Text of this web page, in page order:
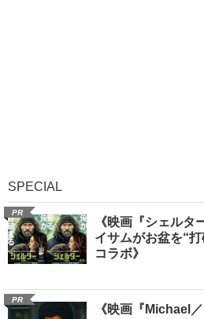
SPECIAL
PR
《映画『シェルタ
イサムがお盆を“
コラボ》
PR
《映画『Michael